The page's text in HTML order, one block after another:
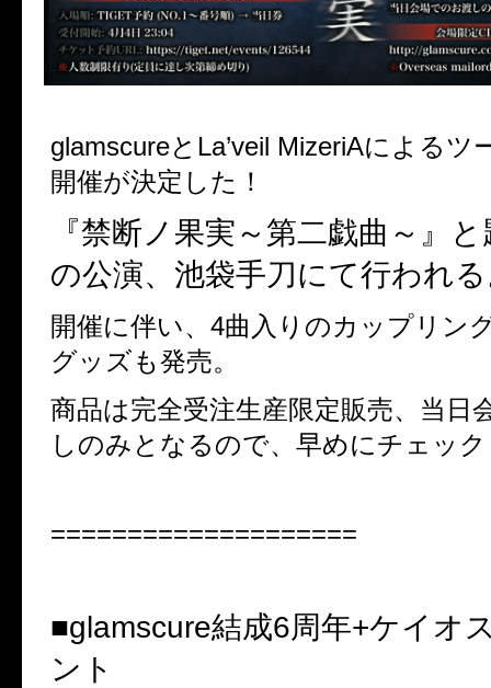
glamscureとLa’veil MizeriAによるツ
開催が決定した！
『禁断ノ果実～第二戯曲～』
の公演、池袋手刀にて行われ
開催に伴い、4曲入りのカップリン
グッズも発売。
商品は完全受注生産限定販売、当日
しのみとなるので、早めにチェッ
====================
■glamscure結成6周年+ケイオ
ント